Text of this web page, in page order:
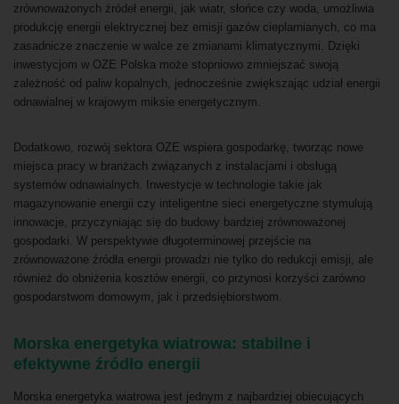
zrównoważonych źródeł energii, jak wiatr, słońce czy woda, umożliwia
produkcję energii elektrycznej bez emisji gazów cieplarnianych, co ma
zasadnicze znaczenie w walce ze zmianami klimatycznymi. Dzięki
inwestycjom w OZE Polska może stopniowo zmniejszać swoją
zależność od paliw kopalnych, jednocześnie zwiększając udział energii
odnawialnej w krajowym miksie energetycznym.
Dodatkowo, rozwój sektora OZE wspiera gospodarkę, tworząc nowe
miejsca pracy w branżach związanych z instalacjami i obsługą
systemów odnawialnych. Inwestycje w technologie takie jak
magazynowanie energii czy inteligentne sieci energetyczne stymulują
innowacje, przyczyniając się do budowy bardziej zrównoważonej
gospodarki. W perspektywie długoterminowej przejście na
zrównoważone źródła energii prowadzi nie tylko do redukcji emisji, ale
również do obniżenia kosztów energii, co przynosi korzyści zarówno
gospodarstwom domowym, jak i przedsiębiorstwom.
Morska energetyka wiatrowa: stabilne i
efektywne źródło energii
Morska energetyka wiatrowa jest jednym z najbardziej obiecujących